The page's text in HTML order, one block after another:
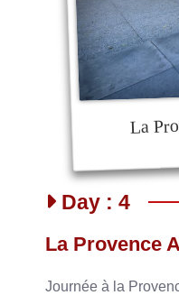
La
Day : 4
La Provence
Journée à la